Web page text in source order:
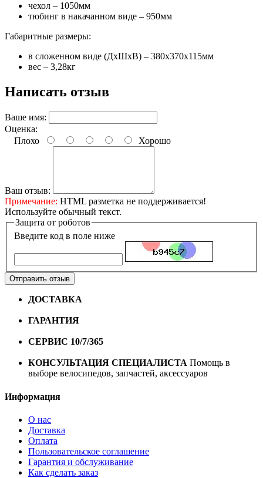
чехол – 1050мм
тюбинг в накачанном виде – 950мм
Габаритные размеры:
в сложенном виде (ДхШхВ) – 380х370х115мм
вес – 3,28кг
Написать отзыв
Ваше имя:
Оценка:
Плохо
Хорошо
Ваш отзыв:
Примечание: HTML разметка не поддерживается!
Используйте обычный текст.
Защита от роботов
Введите код в поле ниже
Отправить отзыв
ДОСТАВКА
ГАРАНТИЯ
СЕРВИС 10/7/365
КОНСУЛЬТАЦИЯ СПЕЦИАЛИСТА Помощь в
выборе велосипедов, запчастей, аксессуаров
Информация
О нас
Доставка
Оплата
Пользовательское соглашение
Гарантия и обслуживание
Как сделать заказ